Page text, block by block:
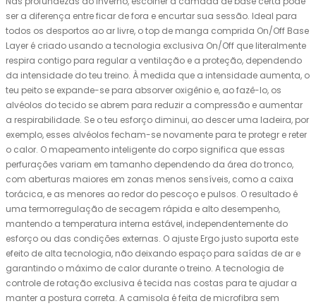
ser a diferença entre ficar de fora e encurtar sua sessão. Ideal para
todos os desportos ao ar livre, o top de manga comprida On/Off Base
Layer é criado usando a tecnologia exclusiva On/Off que literalmente
respira contigo para regular a ventilação e a proteção, dependendo
da intensidade do teu treino. À medida que a intensidade aumenta, o
teu peito se expande-se para absorver oxigênio e, ao fazê-lo, os
alvéolos do tecido se abrem para reduzir a compressão e aumentar
a respirabilidade. Se o teu esforço diminui, ao descer uma ladeira, por
exemplo, esses alvéolos fecham-se novamente para te protegr e reter
o calor. O mapeamento inteligente do corpo significa que essas
perfurações variam em tamanho dependendo da área do tronco,
com aberturas maiores em zonas menos sensíveis, como a caixa
torácica, e as menores ao redor do pescoço e pulsos. O resultado é
uma termorregulação de secagem rápida e alto desempenho,
mantendo a temperatura interna estável, independentemente do
esforço ou das condições externas. O ajuste Ergo justo suporta este
efeito de alta tecnologia, não deixando espaço para saídas de ar e
garantindo o máximo de calor durante o treino. A tecnologia de
controle de rotação exclusiva é tecida nas costas para te ajudar a
manter a postura correta. A camisola é feita de microfibra sem